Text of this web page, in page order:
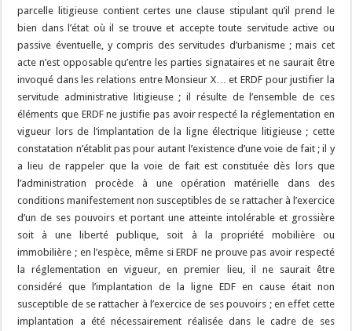
parcelle litigieuse contient certes une clause stipulant qu’il prend le
bien dans l’état où il se trouve et accepte toute servitude active ou
passive éventuelle, y compris des servitudes d’urbanisme ; mais cet
acte n’est opposable qu’entre les parties signataires et ne saurait être
invoqué dans les relations entre Monsieur X… et ERDF pour justifier la
servitude administrative litigieuse ; il résulte de l’ensemble de ces
éléments que ERDF ne justifie pas avoir respecté la réglementation en
vigueur lors de l’implantation de la ligne électrique litigieuse ; cette
constatation n’établit pas pour autant l’existence d’une voie de fait ; il y
a lieu de rappeler que la voie de fait est constituée dès lors que
l’administration procède à une opération matérielle dans des
conditions manifestement non susceptibles de se rattacher à l’exercice
d’un de ses pouvoirs et portant une atteinte intolérable et grossière
soit à une liberté publique, soit à la propriété mobilière ou
immobilière ; en l’espèce, même si ERDF ne prouve pas avoir respecté
la réglementation en vigueur, en premier lieu, il ne saurait être
considéré que l’implantation de la ligne EDF en cause était non
susceptible de se rattacher à l’exercice de ses pouvoirs ; en effet cette
implantation a été nécessairement réalisée dans le cadre de ses